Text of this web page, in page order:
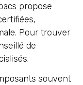
propose
Pour trouver
de
souvent